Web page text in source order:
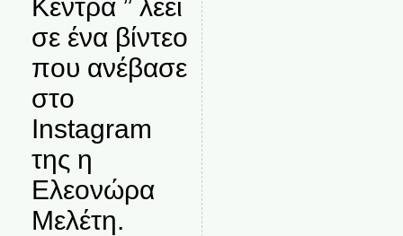
Κέντρα ” λέει
σε ένα βίντεο
που ανέβασε
στο
Instagram
της η
Ελεονώρα
Μελέτη.